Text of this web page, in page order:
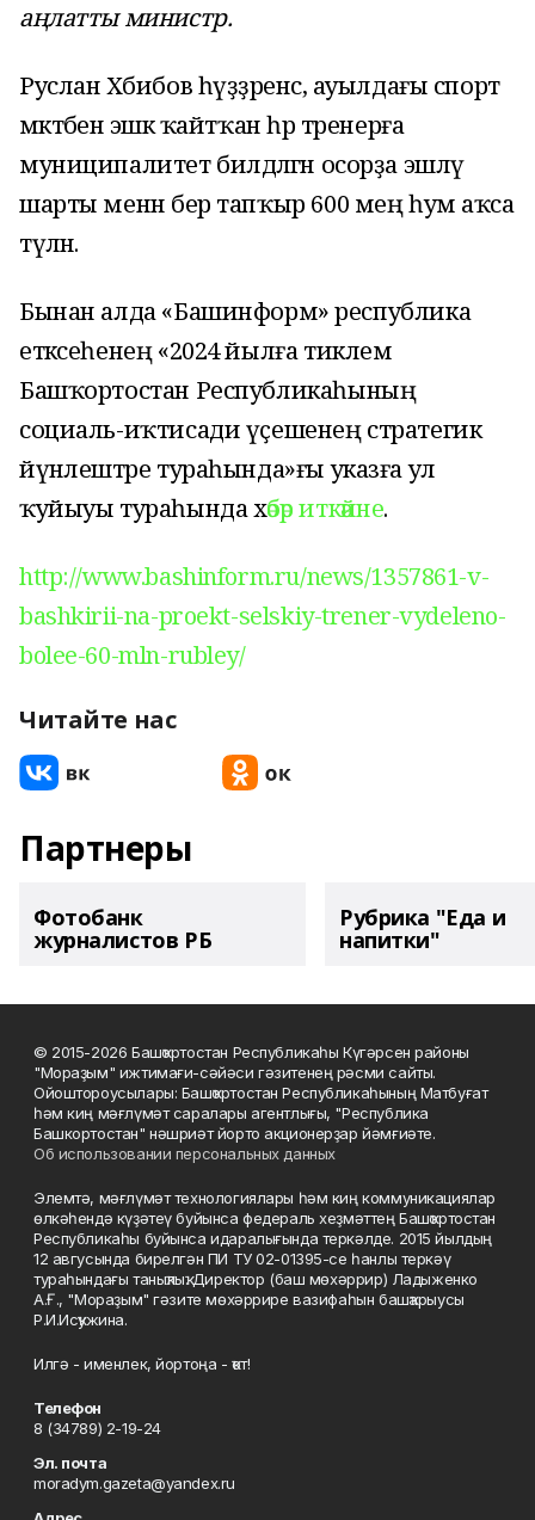
аңлатты министр.
Руслан Хәбибов һүҙҙәренсә, ауылдағы спорт
мәктәбенә эшкә ҡайтҡан һәр тренерға
муниципалитет билдәләгән осорҙа эшләү
шарты менән бер тапҡыр 600 мең һум аҡса
түләнә.
Бынан алда «Башинформ» республика
етәксеһенең «2024 йылға тиклем
Башҡортостан Республикаһының
социаль-иҡтисади үҫешенең стратегик
йүнәлештәре тураһында»ғы указға ул
ҡуйыуы тураһында хәбәр иткәйне.
http://www.bashinform.ru/news/1357861-v-
bashkirii-na-proekt-selskiy-trener-vydeleno-
bolee-60-mln-rubley/
Читайте нас
Партнеры
Фотобанк
журналистов РБ
Рубрика "Еда и
напитки"
© 2015-2026 Башҡортостан Республикаһы Күгәрсен районы
"Мораҙым" ижтимағи-сәйәси гәзитенең рәсми сайты.
Ойоштороусылары: Башҡортостан Республикаһының Матбуғат
һәм киң мәғлүмәт саралары агентлығы, "Республика
Башкортостан" нәшриәт йорто акционерҙар йәмғиәте.
Об использовании персональных данных
Элемтә, мәғлүмәт технологиялары һәм киң коммуникациялар
өлкәһендә күҙәтеү буйынса федераль хеҙмәттең Башҡортостан
Республикаһы буйынса идаралығында теркәлде. 2015 йылдың
12 авгусында бирелгән ПИ ТУ 02-01395-се һанлы теркәү
тураһындағы таныҡлыҡ. Директор (баш мөхәррир) Ладыженко
А.Ғ., "Мораҙым" гәзите мөхәррире вазифаһын башҡарыусы
Р.И.Исҡужина.
Илгә - именлек, йортоңа - ҡот!
Телефон
8 (34789) 2-19-24
Эл. почта
moradym.gazeta@yandex.ru